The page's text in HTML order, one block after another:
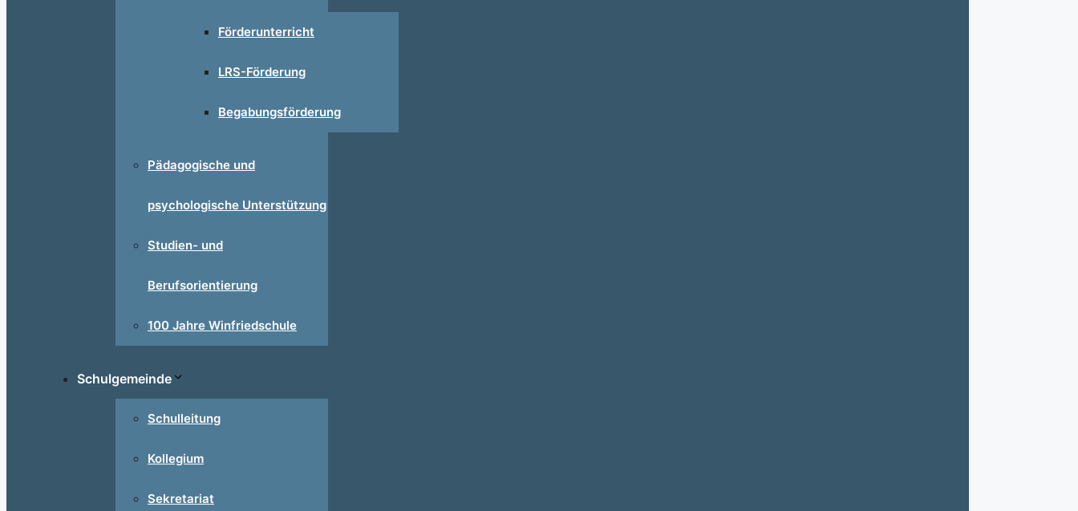
Förderunterricht
LRS-Förderung
Begabungsförderung
Pädagogische und
psychologische Unterstützung
Studien- und
Berufsorientierung
100 Jahre Winfriedschule
Schulgemeinde
Schulleitung
Kollegium
Sekretariat